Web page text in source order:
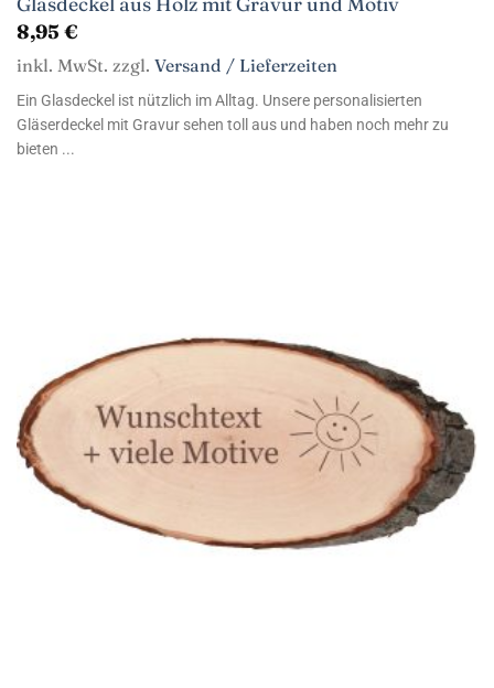
8,95 €
inkl. MwSt. zzgl. Versand / Lieferzeiten
Ein Glasdeckel ist nützlich im Alltag. Unsere personalisierten
Gläserdeckel mit Gravur sehen toll aus und haben noch mehr zu
bieten ...